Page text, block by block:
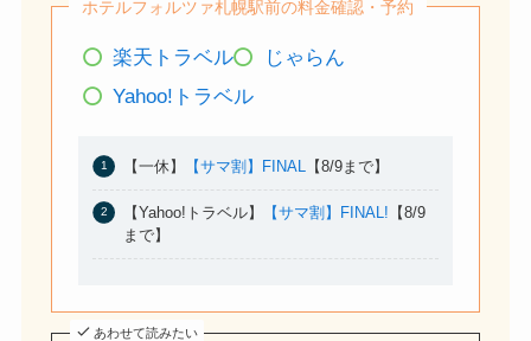
ホテルフォルツァ札幌駅前の料金確認・予約
楽天トラベル
じゃらん
Yahoo!トラベル
【一休】 【サマ割】FINAL 【8/9まで】
【Yahoo!トラベル】 【サマ割】FINAL! 【8/9
まで】
あわせて読みたい